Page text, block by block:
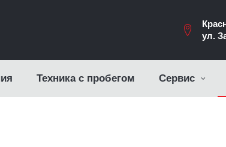
ул.
Техника с пробегом Сервис